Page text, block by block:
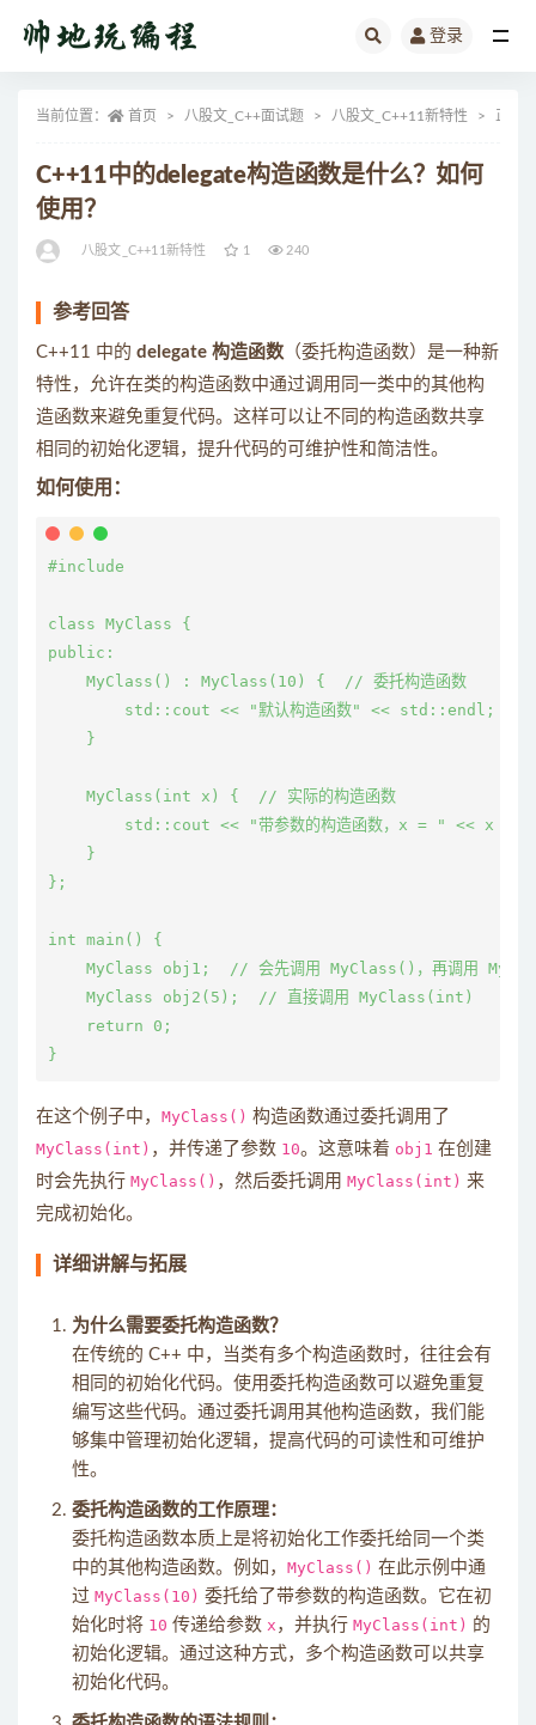
登录
当前位置： 首页 八股文_C++面试题 八股文_C++11新特性 正文
C++11中的delegate构造函数是什么？如何
使用？
八股文_C++11新特性 1 240
参考回答
C++11 中的 delegate 构造函数 （委托构造函数）是一种新
特性，允许在类的构造函数中通过调用同一类中的其他构
造函数来避免重复代码。这样可以让不同的构造函数共享
相同的初始化逻辑，提升代码的可维护性和简洁性。
如何使用：
#include
class MyClass {
public:
    MyClass() : MyClass(10) {  // 委托构造函数
        std::cout << "默认构造函数" << std::endl;
    }
    MyClass(int x) {  // 实际的构造函数
std::cout << "带参数的构造函数，x = " << x <<
    }
};
int main() {
MyClass obj1;  // 会先调用 MyClass()，再调用
    MyClass obj2(5);  // 直接调用 MyClass(int)
    return 0;
在这个例子中， MyClass() 构造函数通过委托调用了
MyClass(int) ，并传递了参数 10。这意味着 obj1 在创建
时会先执行 MyClass() ，然后委托调用 MyClass(int) 来
完成初始化。
详细讲解与拓展
为什么需要委托构造函数？
在传统的 C++ 中，当类有多个构造函数时，往往会有
相同的初始化代码。使用委托构造函数可以避免重复
编写这些代码。通过委托调用其他构造函数，我们能
够集中管理初始化逻辑，提高代码的可读性和可维护
性。
委托构造函数的工作原理：
委托构造函数本质上是将初始化工作委托给同一个类
中的其他构造函数。例如， MyClass() 在此示例中通
过 MyClass(10) 委托给了带参数的构造函数。它在初
始化时将 10 传递给参数 x ，并执行 MyClass(int) 的
初始化逻辑。通过这种方式，多个构造函数可以共享
初始化代码。